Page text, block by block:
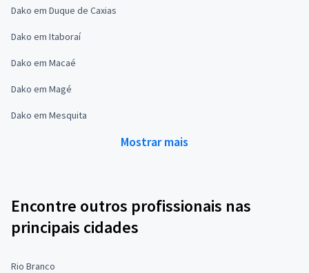
Dako em Duque de Caxias
Dako em Itaboraí
Dako em Macaé
Dako em Magé
Dako em Mesquita
Mostrar mais
Encontre outros profissionais nas
principais cidades
Rio Branco